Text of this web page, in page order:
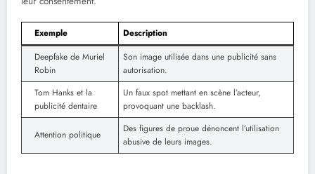
Exemple
Description
Deepfake de Muriel
Robin
Son image utilisée dans une publicité sans
autorisation.
Tom Hanks et la
publicité dentaire
Un faux spot mettant en scène l’acteur,
provoquant une backlash.
Attention politique
Des figures de proue dénoncent l’utilisation
abusive de leurs images.